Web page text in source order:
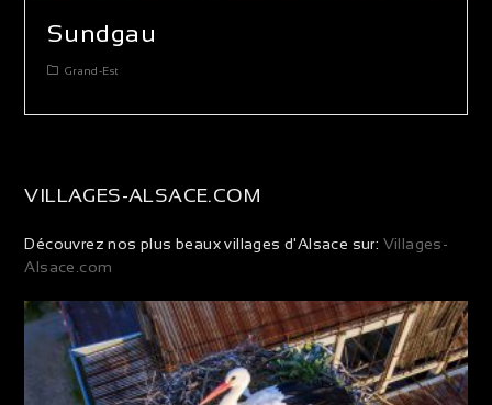
Sundgau
Grand-Est
VILLAGES-ALSACE.COM
Découvrez nos plus beaux villages d'Alsace sur: Villages-
Alsace.com